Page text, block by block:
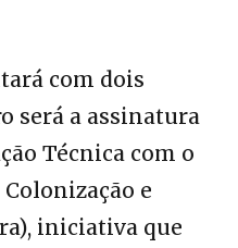
com dois
será a assinatura
Técnica com o
e
iniciativa que